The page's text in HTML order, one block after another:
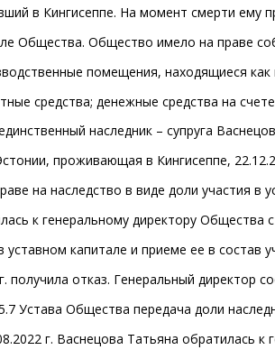
в Кингисеппе. На момент смерти ему
Общества. Общество имело на праве
помещения, находящиеся как
средства; денежные средства на
наследник – супруга
проживающая в Кингисеппе,
на наследство в виде доли участия в
к генеральному директору Общества
уставном капитале и приеме ее в состав
получила отказ. Генеральный директор
Устава Общества передача доли
г. Васнецова Татьяна обратилась к